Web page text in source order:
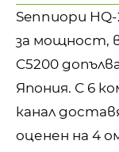
Sennuopu
за мощност,
C5200
Япония. С 6
канал
оценен на 4